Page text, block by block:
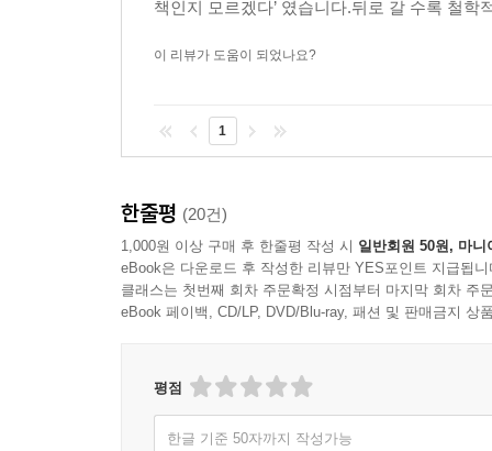
책인지 모르겠다’ 였습니다.뒤로 갈 수록 철
이 리뷰가 도움이 되었나요?
1
한줄평 (20건)
1,000원 이상 구매 후 한줄평 작성 시 일반회원 50원, 마니
eBook은 다운로드 후 작성한 리뷰만 YES포인트 지급됩니
클래스는 첫번째 회차 주문확정 시점부터 마지막 회차 주
eBook 페이백, CD/LP, DVD/Blu-ray, 패션 및 판매금지 상
평점
한글 기준 50자까지 작성가능